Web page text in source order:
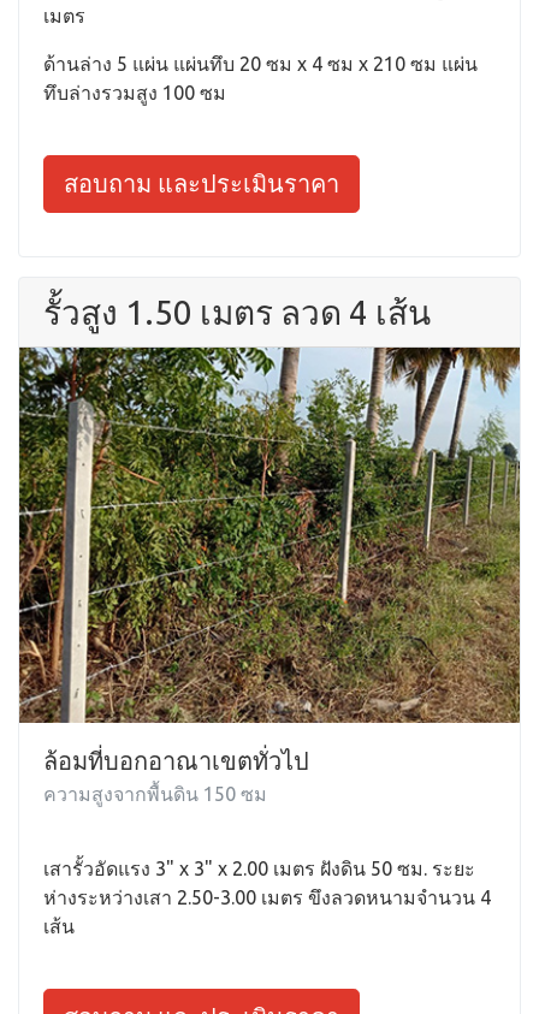
เมตร
ด้านล่าง 5 แผ่น แผ่นทึบ 20 ซม x 4 ซม x 210 ซม แผ่น
ทึบล่างรวมสูง 100 ซม
สอบถาม และประเมินราคา
รั้วสูง 1.50 เมตร ลวด 4 เส้น
ล้อมที่บอกอาณาเขตทั่วไป
ความสูงจากพื้นดิน 150 ซม
เสารั้วอัดแรง 3" x 3" x 2.00 เมตร ฝังดิน 50 ซม. ระยะ
ห่างระหว่างเสา 2.50-3.00 เมตร ขึงลวดหนามจำนวน 4
เส้น